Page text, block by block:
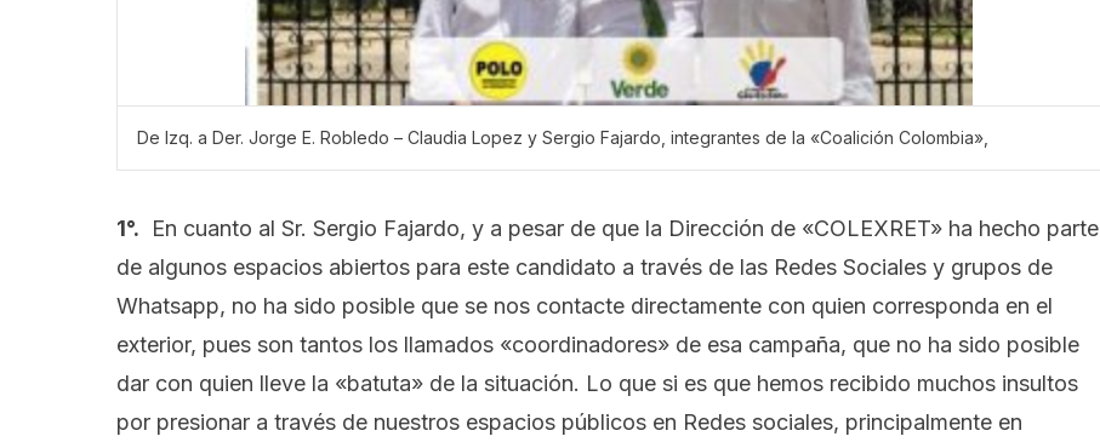
De Izq. a Der. Jorge E. Robledo – Claudia Lopez y Sergio Fajardo, integrantes de la «Coalición Colombia»,
1°. En cuanto al Sr. Sergio Fajardo, y a pesar de que la Dirección de «COLEXRET» ha hecho parte
de algunos espacios abiertos para este candidato a través de las Redes Sociales y grupos de
Whatsapp, no ha sido posible que se nos contacte directamente con quien corresponda en el
exterior, pues son tantos los llamados «coordinadores» de esa campaña, que no ha sido posible
dar con quien lleve la «batuta» de la situación. Lo que si es que hemos recibido muchos insultos
por presionar a través de nuestros espacios públicos en Redes sociales, principalmente en